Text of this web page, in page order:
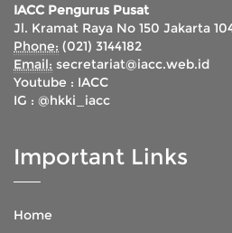
IACC Pengurus Pusat
Jl. Kramat Raya No 150 Jakarta
Phone: (021) 3144182
Email: secretariat@iacc.web.id
Youtube : IACC
IG : @hkki_iacc
Important Links
Home